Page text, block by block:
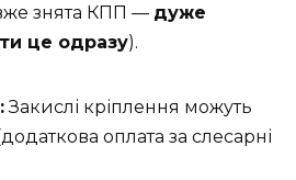
знята КПП — дуже
це одразу).
Закислі кріплення можуть
оплата за слесарні